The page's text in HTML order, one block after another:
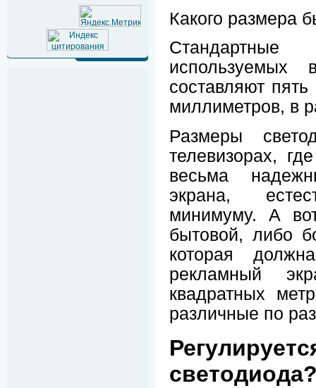
Какого размера
Стандартные
используемых
составляют
миллиметров, в
Размеры
телевизорах,
весьма
экрана,
минимуму. А
бытовой, либо
которая
рекламный
квадратных
различные по